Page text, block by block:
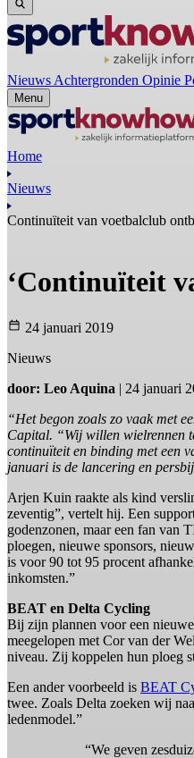
Nieuws Achtergronden Opinie
Menu
Home
Nieuws
Continuïteit van voetbalclub
‘Continuïteit
24 januari 2019
Nieuws
door: Leo Aquina | 24 januari
“Het begon zoals zo vaak met
Capital. “Wij willen wielrennen
continuïteit en binding met een
januari is de lancering en
Arjen Kuin raakte als kind
zeventig”, vertelt hij. Een
godenzonen, maar een fan van
ploegen, nieuwe sponsors,
is voor 90 tot 95 procent
inkomsten.”
BEAT en Delta Cycling
Bij zijn plannen voor een
meegelopen met Cor van der
niveau. Zij koppelen hun ploeg
Een ander voorbeeld is BEAT
twee. Zoals Delta zoeken wij
ledenmodel.”
“We geven